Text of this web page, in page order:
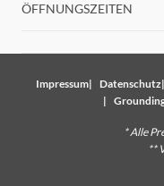
ÖFFNUNGSZEITEN
Impressum Datenschutz
* Alle
**